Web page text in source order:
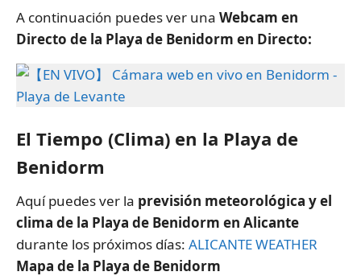
A continuación puedes ver una Webcam en
Directo de la Playa de Benidorm en Directo:
El Tiempo (Clima) en la Playa de
Benidorm
Aquí puedes ver la previsión meteorológica y el
clima de la Playa de Benidorm en Alicante
durante los próximos días: ALICANTE WEATHER
Mapa de la Playa de Benidorm